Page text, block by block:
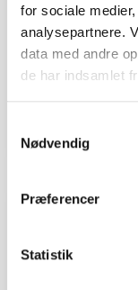
for sociale
analysepartnere.
data med andre
de har indsamlet
Nødvendig
Præferencer
Statistik
Hjulbolt kegle,
32,00kr.
25,60kr.ekskl. moms
Se detaljer